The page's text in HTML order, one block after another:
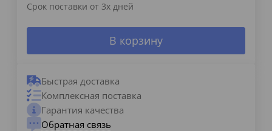
Срок поставки от 3х дней
В корзину
Быстрая доставка
Комплексная поставка
Гарантия качества
Обратная связь